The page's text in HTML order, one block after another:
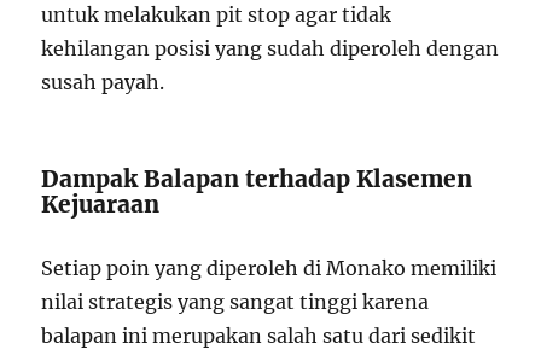
untuk melakukan pit stop agar tidak
kehilangan posisi yang sudah diperoleh dengan
susah payah.
Dampak Balapan terhadap Klasemen
Kejuaraan
Setiap poin yang diperoleh di Monako memiliki
nilai strategis yang sangat tinggi karena
balapan ini merupakan salah satu dari sedikit